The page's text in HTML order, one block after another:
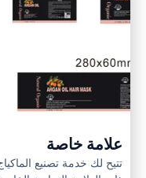
علامة خاصة
تتيح لك خدمة تصنيع